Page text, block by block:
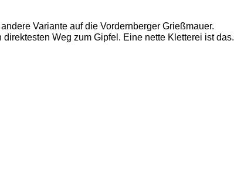
Variante auf die Vordernberger Grießmauer.
Weg zum Gipfel. Eine nette Kletterei ist das.